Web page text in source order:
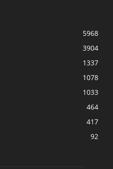
5968
3904
1337
1078
1033
464
417
92